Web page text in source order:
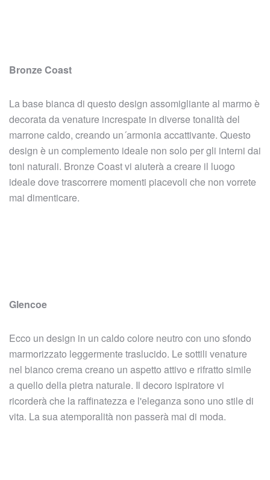
Bronze Coast
La base bianca di questo design assomigliante al marmo è
decorata da venature increspate in diverse tonalità del
marrone caldo, creando un´armonia accattivante. Questo
design è un complemento ideale non solo per gli interni dai
toni naturali. Bronze Coast vi aiuterà a creare il luogo
ideale dove trascorrere momenti piacevoli che non vorrete
mai dimenticare.
Glencoe
Ecco un design in un caldo colore neutro con uno sfondo
marmorizzato leggermente traslucido. Le sottili venature
nel bianco crema creano un aspetto attivo e rifratto simile
a quello della pietra naturale. Il decoro ispiratore vi
ricorderà che la raffinatezza e l'eleganza sono uno stile di
vita. La sua atemporalità non passerà mai di moda.